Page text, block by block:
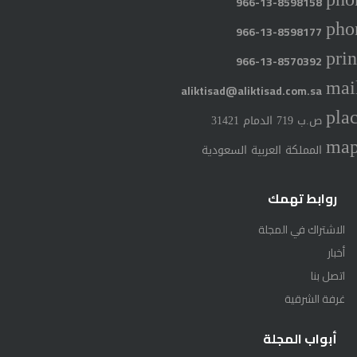
966-13-8598177
966-13-8570392
aliktisad@aliktisad.com.sa
ص.ب 719 الدمام 31421
المملكة العربية السعودية
روابط تهمك
الاشتراك في المجلة
أخبار
اتصل بنا
غرفة الشرقية
أبواب المجلة